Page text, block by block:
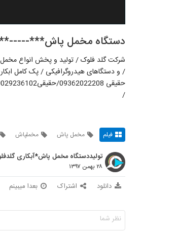
دستگاه مخمل پاش***-----**دستگاه
شرکت گلد فلوک / تولید و پخش انواع
/ و دستگاهای هیدروگرافیکی / پک
حقیقی 09362022208/حقیقی09029236102/شفق
/
فیلم مخمل پاش مخملپاش
۲۸ بهمن ۱۳۹۷
دانلود اشتراک بعدا میبینم